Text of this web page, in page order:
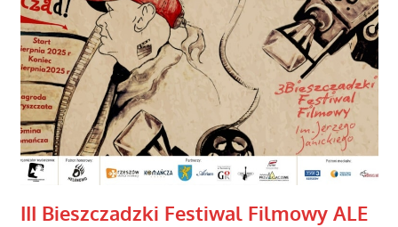
III Bieszczadzki Festiwal Filmowy ALE